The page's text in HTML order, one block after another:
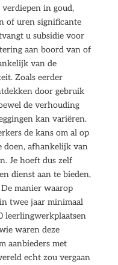
in goud,
of uren significante
u subsidie voor
aan boord van of
van de
Zoals eerder
door gebruik
de verhouding
kan variëren.
de kans om al op
doen, afhankelijk van
Je hoeft dus zelf
dienst aan te bieden,
manier waarop
twee jaar minimaal
leerlingwerkplaatsen
waren deze
aanbieders met
echt zou vergaan